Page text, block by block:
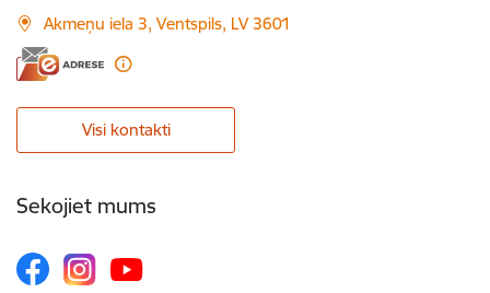
Akmeņu iela 3, Ventspils, LV 3601
Visi kontakti
Sekojiet mums